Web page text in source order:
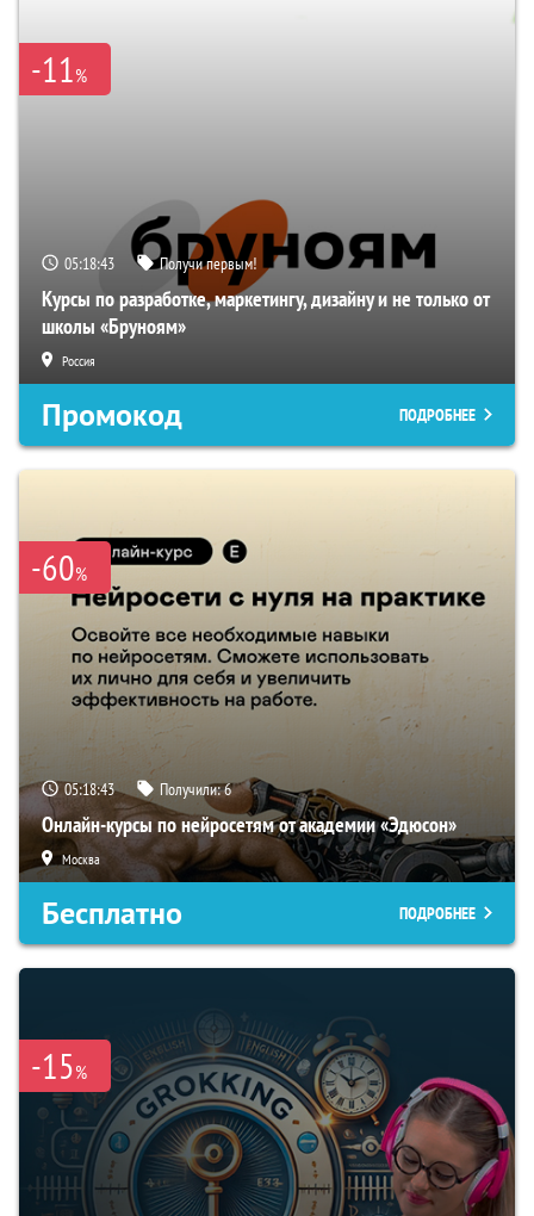
-11%
05:18:42 Получи первым!
Курсы по разработке, маркетингу, дизайну и не только от
школы «Бруноям»
Россия
Промокод ПОДРОБНЕЕ
-60%
05:18:42 Получили:6
Онлайн-курсы по нейросетям от академии «Эдюсон»
Москва
Бесплатно ПОДРОБНЕЕ
-15%